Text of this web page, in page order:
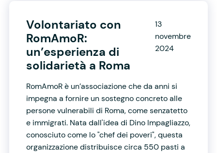
Volontariato con
RomAmoR:
un’esperienza di
solidarietà a Roma
13
novembre
2024
RomAmoR è un’associazione che da anni si
impegna a fornire un sostegno concreto alle
persone vulnerabili di Roma, come senzatetto
e immigrati. Nata dall'idea di Dino Impagliazzo,
conosciuto come lo "chef dei poveri", questa
organizzazione distribuisce circa 550 pasti a